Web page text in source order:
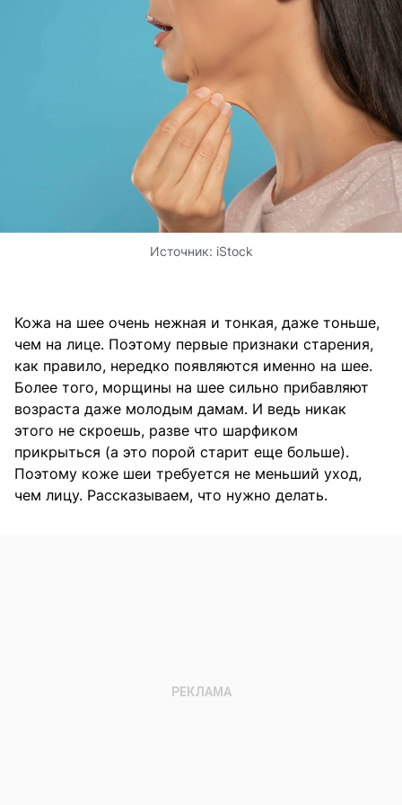
Источник: iStock
Кожа на шее очень нежная и тонкая, даже тоньше,
чем на лице. Поэтому первые признаки старения,
как правило, нередко появляются именно на шее.
Более того, морщины на шее сильно прибавляют
возраста даже молодым дамам. И ведь никак
этого не скроешь, разве что шарфиком
прикрыться (а это порой старит еще больше).
Поэтому коже шеи требуется не меньший уход,
чем лицу. Рассказываем, что нужно делать.